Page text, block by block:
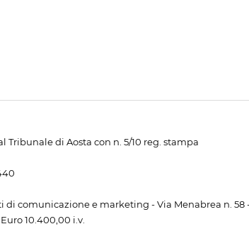
di Aosta con n. 5/10 reg. stampa
di comunicazione e marketing - Via Menabrea n. 58
10.400,00 i.v.